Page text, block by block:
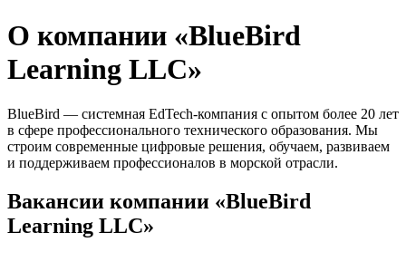
О компании «BlueBird
Learning LLC»
BlueBird — системная EdTech-компания с опытом более 20 лет
в сфере профессионального технического образования. Мы
строим современные цифровые решения, обучаем, развиваем
и поддерживаем профессионалов в морской отрасли.
Вакансии компании «BlueBird
Learning LLC»